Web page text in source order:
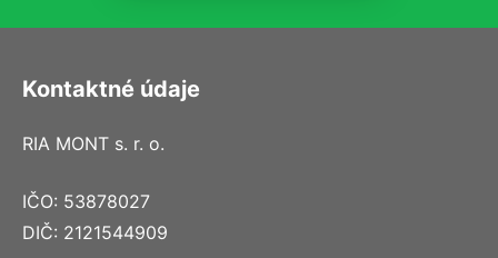
Kontaktné údaje
RIA MONT s. r. o.
IČO: 53878027
DIČ: 2121544909